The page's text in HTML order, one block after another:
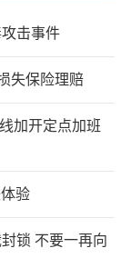
击事件
失保险理赔
加开定点加班
验
锁 不要一再向